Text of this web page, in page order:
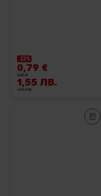
-22%
0,79 €
1,02 €
1,55 ЛВ.
1,99 ЛВ.